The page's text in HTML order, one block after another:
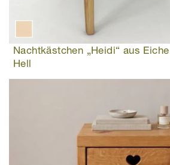
Nachtkästchen „Heidi“ aus Eiche
Hell